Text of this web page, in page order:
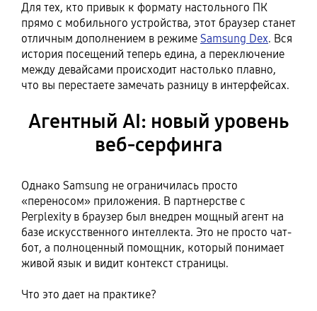
Для тех, кто привык к формату настольного ПК
прямо с мобильного устройства, этот браузер станет
отличным дополнением в режиме Samsung Dex. Вся
история посещений теперь едина, а переключение
между девайсами происходит настолько плавно,
что вы перестаете замечать разницу в интерфейсах.
Агентный AI: новый уровень
веб-серфинга
Однако Samsung не ограничилась просто
«переносом» приложения. В партнерстве с
Perplexity в браузер был внедрен мощный агент на
базе искусственного интеллекта. Это не просто чат-
бот, а полноценный помощник, который понимает
живой язык и видит контекст страницы.
Что это дает на практике?